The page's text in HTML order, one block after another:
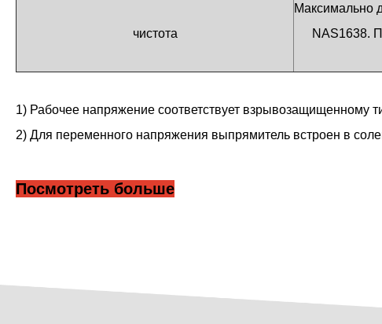
чистота
Максимально
NAS1638.
1) Рабочее напряжение соответствует взрывозащищенному
2) Для переменного напряжения выпрямитель встроен в
Посмотреть больше